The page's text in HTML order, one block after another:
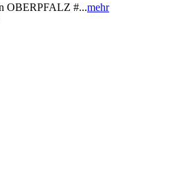
OBERPFALZ #...mehr